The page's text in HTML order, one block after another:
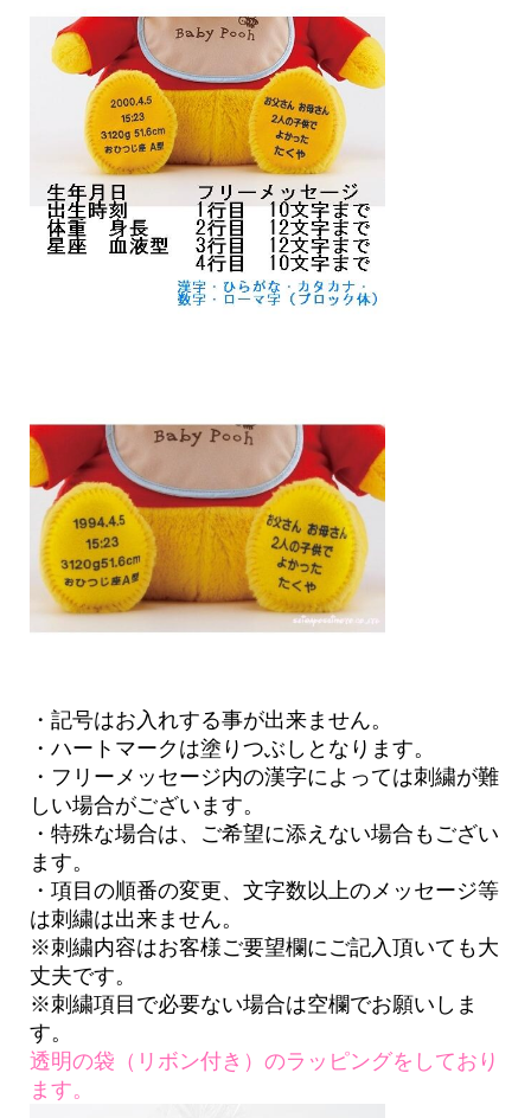
・記号はお入れする事が出来ません。
・ハートマークは塗りつぶしとなります。
・フリーメッセージ内の漢字によっては刺繍が難
しい場合がございます。
・特殊な場合は、ご希望に添えない場合もござい
ます。
・項目の順番の変更、文字数以上のメッセージ等
は刺繍は出来ません。
※刺繍内容はお客様ご要望欄にご記入頂いても大
丈夫です。
※刺繍項目で必要ない場合は空欄でお願いしま
す。
透明の袋（リボン付き）のラッピングをしており
ます。